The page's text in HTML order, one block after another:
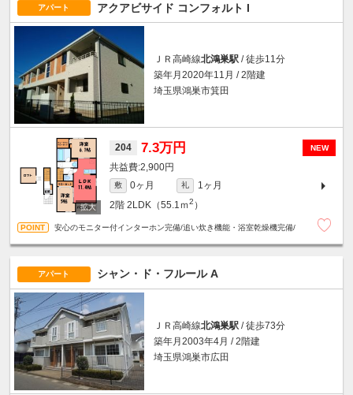
アパート アクアビサイド コンフォルト I
ＪＲ高崎線北鴻巣駅 / 徒歩11分
築年月2020年11月 / 2階建
埼玉県鴻巣市箕田
NEW
204 7.3万円
2,900円
敷 0ヶ月 礼
1ヶ月
2階 2LDK（55.1ｍ2 ）
安心のモニター付インターホン完備/追い炊き機能・浴室乾燥機完備/
アパート シャン・ド・フルール A
ＪＲ高崎線北鴻巣駅 / 徒歩73分
築年月2003年4月 / 2階建
埼玉県鴻巣市広田